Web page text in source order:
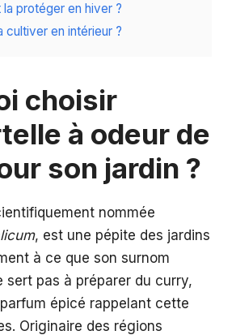
protéger en hiver ?
cultiver en intérieur ?
choisir
à odeur de
son jardin ?
nommée
, est une pépite des jardins
à ce que son surnom
sert pas à préparer du curry,
épicé rappelant cette
Originaire des régions